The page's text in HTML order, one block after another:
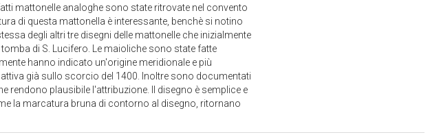
mattonelle analoghe sono state ritrovate nel convento
di questa mattonella è interessante, benchè si notino
degli altri tre disegni delle mattonelle che inizialmente
di S. Lucifero. Le maioliche sono state fatte
hanno indicato un'origine meridionale e più
già sullo scorcio del 1400. Inoltre sono documentati
rendono plausibile l'attribuzione. Il disegno è semplice e
la marcatura bruna di contorno al disegno, ritornano